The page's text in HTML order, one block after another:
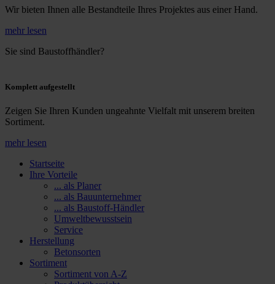
Wir bieten Ihnen alle Bestandteile Ihres Projektes aus einer Hand.
mehr lesen
Sie sind Baustoffhändler?
Komplett aufgestellt
Zeigen Sie Ihren Kunden ungeahnte Vielfalt mit unserem breiten
Sortiment.
mehr lesen
Startseite
Ihre Vorteile
... als Planer
... als Bauunternehmer
... als Baustoff-Händler
Umweltbewusstsein
Service
Herstellung
Betonsorten
Sortiment
Sortiment von A-Z